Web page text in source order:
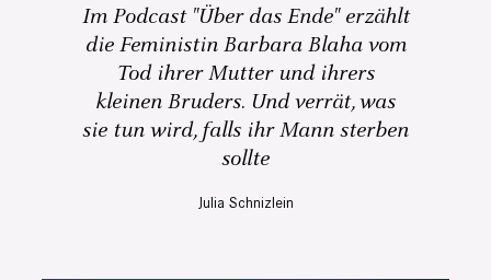
Im Podcast "Über das Ende" erzählt
die Feministin Barbara Blaha vom
Tod ihrer Mutter und ihrers
kleinen Bruders. Und verrät, was
sie tun wird, falls ihr Mann sterben
sollte
Julia Schnizlein